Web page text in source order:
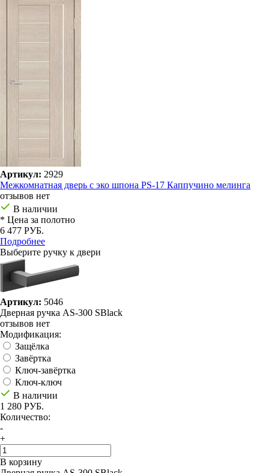
Артикул: 2929
Межкомнатная дверь с эко шпона PS-17 Каппучино мелинга
отзывов нет
В наличии
* Цена за полотно
6 477 РУБ.
Подробнее
Выберите ручку к двери
Артикул: 5046
Дверная ручка AS-300 SBlack
отзывов нет
Модификация:
Защёлка
Завёртка
Ключ-завёртка
Ключ-ключ
В наличии
1 280 РУБ.
Количество:
-
+
В корзину